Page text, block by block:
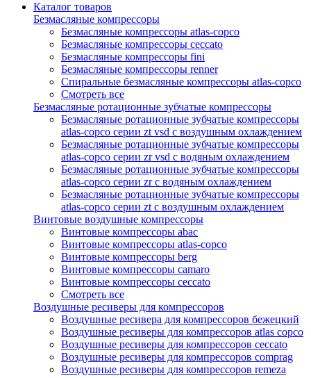
Каталог товаров
Безмасляные компрессоры
Безмасляные компрессоры atlas-copco
Безмасляные компрессоры ceccato
Безмасляные компрессоры fini
Безмасляные компрессоры renner
Спиральные безмасляные компрессоры atlas-copco
Смотреть все
Безмасляные ротационные зубчатые компрессоры
Безмасляные ротационные зубчатые компрессоры
atlas-copco серии zt vsd с воздушным охлаждением
Безмасляные ротационные зубчатые компрессоры
atlas-copco серии zr vsd с водяным охлаждением
Безмасляные ротационные зубчатые компрессоры
atlas-copco серии zr с водяным охлаждением
Безмасляные ротационные зубчатые компрессоры
atlas-copco серии zt с воздушным охлаждением
Винтовые воздушные компрессоры
Винтовые компрессоры abac
Винтовые компрессоры atlas-copco
Винтовые компрессоры berg
Винтовые компрессоры camaro
Винтовые компрессоры ceccato
Смотреть все
Воздушные ресиверы для компрессоров
Воздушные ресивера для компрессоров бежецкий
Воздушные ресиверы для компрессоров atlas copco
Воздушные ресиверы для компрессоров ceccato
Воздушные ресиверы для компрессоров comprag
Воздушные ресиверы для компрессоров remeza